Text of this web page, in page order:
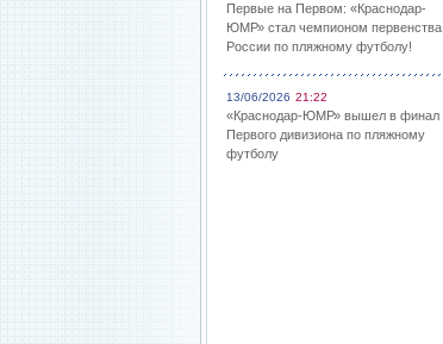
Первые на Первом: «Краснодар-
ЮМР» стал чемпионом первенства
России по пляжному футболу!
13/06/2026 21:22
«Краснодар-ЮМР» вышел в финал
Первого дивизиона по пляжному
футболу